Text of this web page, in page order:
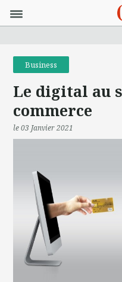
Business
Le digital au
commerce
le 03 Janvier 2021